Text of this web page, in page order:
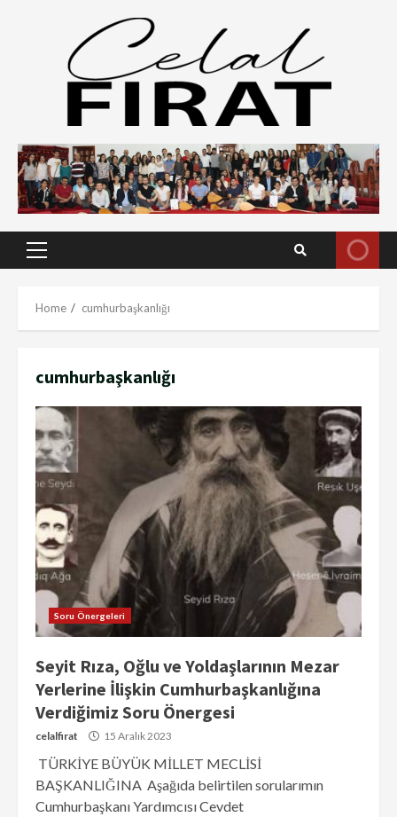
Primary
Home cumhurbaşkanlığı
cumhurbaşkanlığı
Soru Önergeleri
Seyit Rıza, Oğlu ve Yoldaşlarının Mezar
Yerlerine İlişkin Cumhurbaşkanlığına
Verdiğimiz Soru Önergesi
celalfirat 15 Aralık 2023
TÜRKİYE BÜYÜK MİLLET MECLİSİ
BAŞKANLIĞINA Aşağıda belirtilen sorularımın
Cumhurbaşkanı Yardımcısı Cevdet